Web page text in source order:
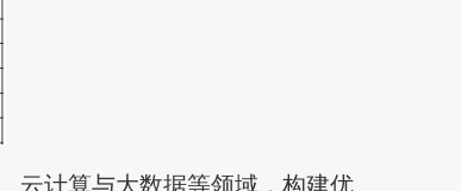
云计算与大数据等领域，构建优